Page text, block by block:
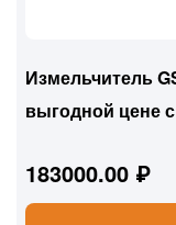
Измельчитель
выгодной цене
183000.00 ₽